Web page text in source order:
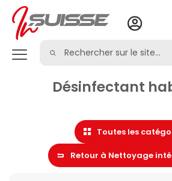
Désinfectant
Toutes les
Retour à Nettoyage